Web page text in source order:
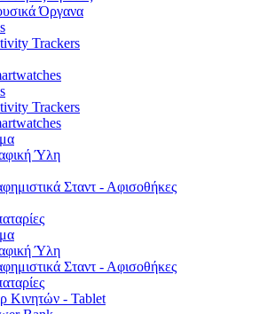
Όργανα
Trackers
Trackers
Ύλη
Σταντ - Αφισοθήκες
Ύλη
Σταντ - Αφισοθήκες
Κινητών - Tablet